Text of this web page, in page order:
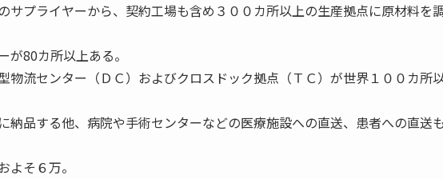
サプライヤーから、契約工場も含め３００カ所以上の生産拠点に原材料を
が80カ所以上ある。
物流センター（ＤＣ）およびクロスドック拠点（ＴＣ）が世界１００カ所
納品する他、病院や手術センターなどの医療施設への直送、患者への直送も
よそ６万。